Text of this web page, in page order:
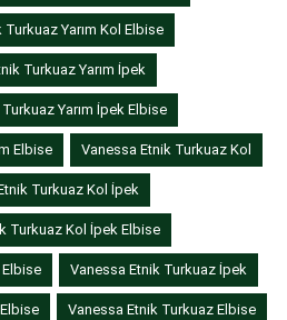
Yarım Kol Elbise
Turkuaz Yarım İpek
Yarım İpek Elbise
Elbise Vanessa Etnik Turkuaz Kol
Turkuaz Kol İpek
Turkuaz Kol İpek Elbise
Vanessa Etnik Turkuaz İpek
Vanessa Etnik Turkuaz Elbise